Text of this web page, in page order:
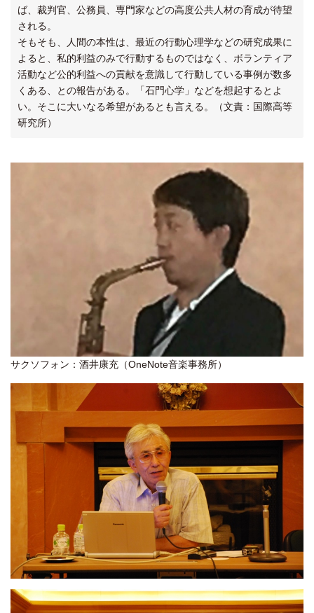
ば、裁判官、公務員、専門家などの高度公共人材の育成が待望
される。
そもそも、人間の本性は、最近の行動心理学などの研究成果に
よると、私的利益のみで行動するものではなく、ボランティア
活動など公的利益への貢献を意識して行動している事例が数多
くある、との報告がある。「石門心学」などを想起するとよ
い。そこに大いなる希望があるとも言える。（文責：国際高等
研究所）
サクソフォン：酒井康充（OneNote音楽事務所）